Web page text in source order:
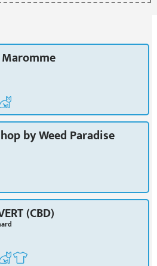
Maromme
by Weed Paradise
(CBD)